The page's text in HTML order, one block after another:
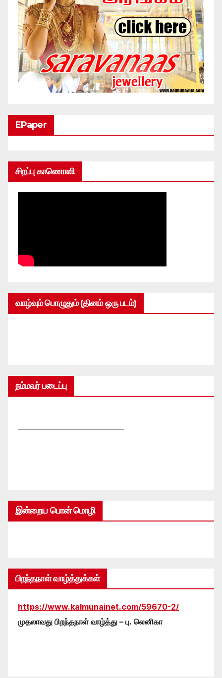
EPaper
சிறப்பு காணொளி
வாழ்வும் பொழுதும் (தினம் ஒரு படம்)
நம்மவர் படைப்பு
—————————————-
இன்றைய பொன் மொழி
பிறந்தநாள் வாழ்த்துக்கள்
https://www.kalmunainet.com/59670-2/
முதலாவது பிறந்தநாள் வாழ்த்து – பு. லெனிகா